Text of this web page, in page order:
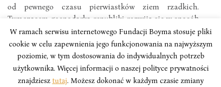
od pewnego czasu pierwiastków ziem rzadkich.
Tymczasem gospodarka republiki rozwija się w sposób
zbalansowany.
W ramach serwisu internetowego Fundacji Boyma stosuje pliki
cookie w celu zapewnienia jego funkcjonowania na najwyższym
poziomie, w tym dostosowania do indywidualnych potrzeb
użytkownika. Więcej informacji o naszej polityce prywatności
znajdziesz tutaj. Możesz dokonać w każdym czasie zmiany